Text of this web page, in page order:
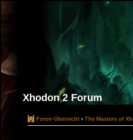
Xhodon 2 Forum
Foren-Übersicht ‹ The Masters of